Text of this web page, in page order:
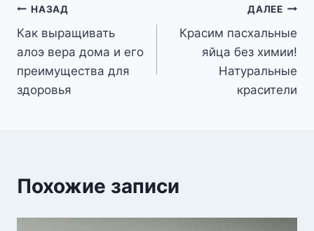
Навигация
по
записям
НАЗАД
Как выращивать
алоэ вера дома и его
преимущества для
здоровья
ДАЛЕЕ
Красим пасхальные
яйца без химии!
Натуральные
красители
Похожие записи